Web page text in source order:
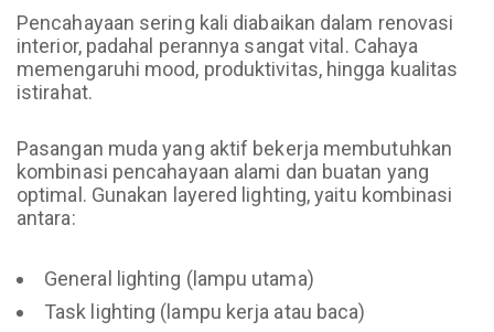
Pencahayaan sering kali diabaikan dalam renovasi
interior, padahal perannya sangat vital. Cahaya
memengaruhi mood, produktivitas, hingga kualitas
istirahat.
Pasangan muda yang aktif bekerja membutuhkan
kombinasi pencahayaan alami dan buatan yang
optimal. Gunakan layered lighting, yaitu kombinasi
antara:
General lighting (lampu utama)
Task lighting (lampu kerja atau baca)